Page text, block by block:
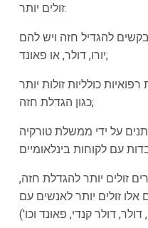
זולים יותר:
להגדיל חזה ויש להם
יורו, דולר, או פאונד;
כולליות זולות יותר
כגון הגדלת חזה;
על ידי ממשלת טורקיה
זולים יותר להגדלת חזה,
אלו זולים יותר לאנשים עם